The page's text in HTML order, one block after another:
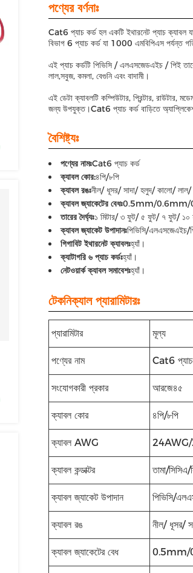
পণ্যের বর্ণনাঃ
Cat6 প্যাচ কর্ড হল একটি ইথারনেট প্যাচ ক্যাবল
বিভাগ 6 প্যাচ কর্ড যা 1000 এমবিপিএস পর্যন্ত
এই প্যাচ কর্ডটি পিভিসি / এলএসজেডএইচ / পিই
লাল,সবুজ, কমলা, বেগুনি এবং বাদামী।
এই ডেটা ক্যাবলটি কম্পিউটার, প্রিন্টার, রাউটার,
জন্য উপযুক্ত।Cat6 প্যাচ কর্ড বাড়িতে
বৈশিষ্ট্যঃ
পণ্যের নামঃCat6 প্যাচ কর্ড
ক্যাবল কোর:৪পি/৮পি
ক্যাবল রঙঃনীল/ ধূসর/ সাদা/ হলুদ/ কালো/ লাল/
ক্যাবল জ্যাকেটের বেধঃ0.5mm/
তারের দৈর্ঘ্যঃ১ মিটার/ ৩ ফুট/ ৫ ফুট/ ৭ ফুট/
ক্যাবল জ্যাকেট উপাদানঃপিভিসি/এলএসজেএইচ/
গিগাবিট ইথারনেট ক্যাবলঃহ্যাঁ।
ক্যাটাগরি ৬ প্যাচ কর্ডঃহ্যাঁ।
নেটওয়ার্ক ক্যাবল সমাবেশঃহ্যাঁ।
টেকনিক্যাল প্যারামিটারঃ
প্যারামিটার মূল্য
পণ্যের নাম Cat6 প্যাচ
সংযোগকারী প্রকার আরজে৪৫
ক্যাবল কোর ৪পি/৮পি
ক্যাবল AWG
ক্যাবল কন্ডাক্টর তামা/
ক্যাবল জ্যাকেট উপাদান পিভিসি/
ক্যাবল রঙ নীল/ ধূসর/
ক্যাবল জ্যাকেটের বেধ 0.5mm/